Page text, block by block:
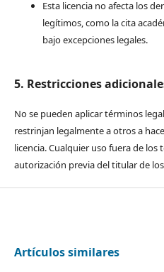
Esta licencia no afecta los
legítimos, como la cita
bajo excepciones legales.
5. Restricciones
No se pueden aplicar términos
restrinjan legalmente a otros a
licencia. Cualquier uso fuera de
autorización previa del titular de
Artículos similares